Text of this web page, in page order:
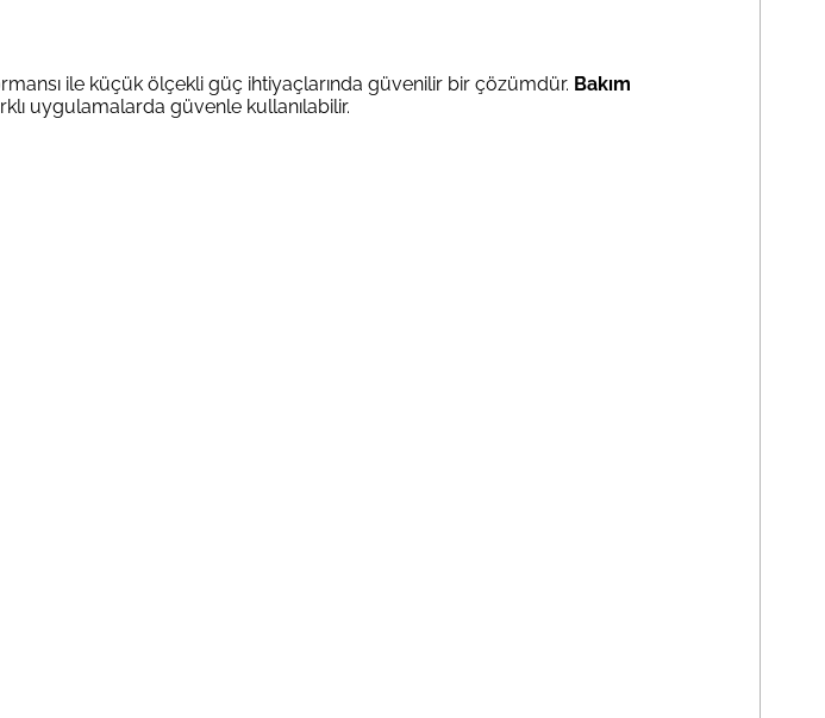
ile küçük ölçekli güç ihtiyaçlarında güvenilir bir çözümdür. Bakım
uygulamalarda güvenle kullanılabilir.